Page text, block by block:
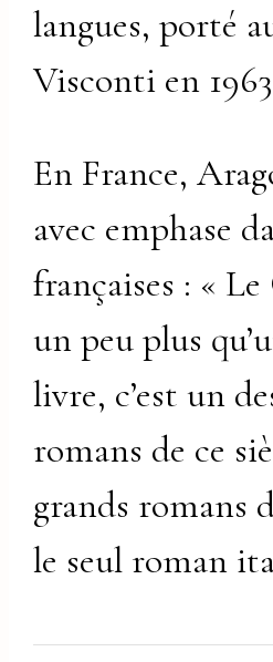
langues, porté
Visconti en
En France,
avec emphase
françaises : «
un peu plus
livre, c’est un
romans de ce
grands romans
le seul roman